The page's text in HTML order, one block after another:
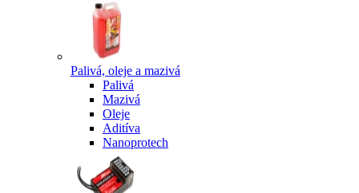
Palivá, oleje a mazivá
Palivá
Mazivá
Oleje
Aditíva
Nanoprotech